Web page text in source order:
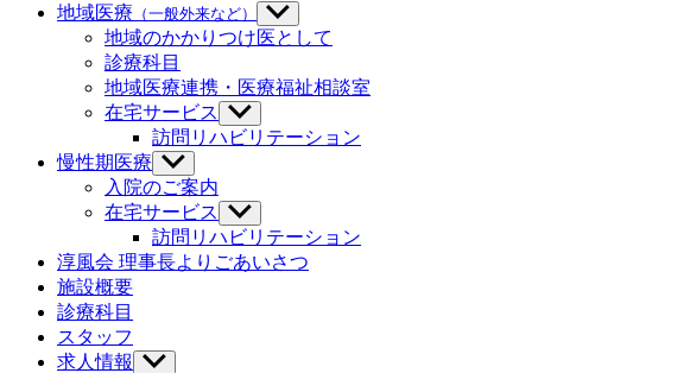
地域医療 （一般外来など）
サ
ブ
ニ
ュ
を
地域のかかりつけ医として
診療科目
地域医療連携・医療福祉相談室
在宅サービス
サ
ブ
ュ
ー
を
表
訪問リハビリテーション
慢性期医療 サ
ブ
ニ
ュ
ー
入院のご案内
在宅サービス
サ
ブ
メ
訪問リハビリテーション
淳風会 理事長よりごあいさつ
施設概要
診療科目
スタッフ
求人情報
サ